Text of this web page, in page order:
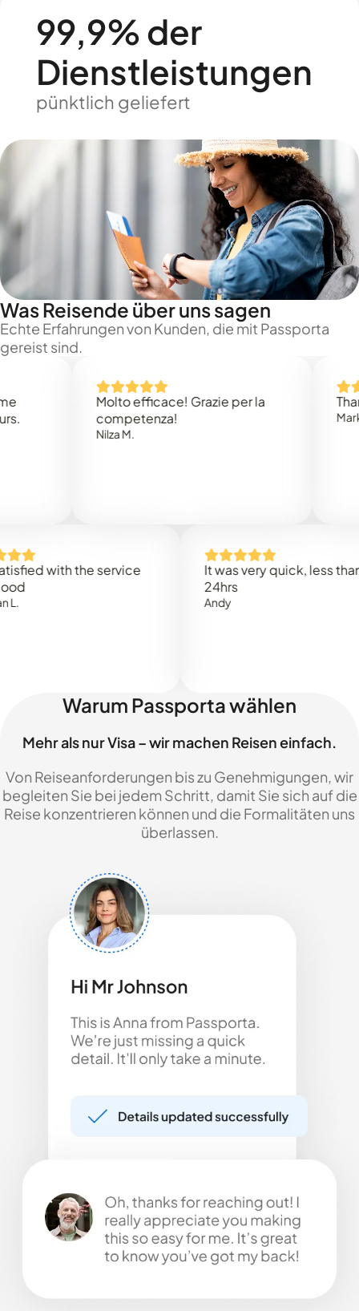
99,9% der
Dienstleistungen
pünktlich geliefert
Was Reisende über uns sagen
Echte Erfahrungen von Kunden, die mit Passporta
gereist sind.
Molto efficace! Grazie per la
competenza!
Nilza M.
Thank
Mark N.
with the service
It was very quick, less than
Warum Passporta wählen
Mehr als nur Visa – wir machen Reisen einfach.
Von Reiseanforderungen bis zu Genehmigungen, wir
begleiten Sie bei jedem Schritt, damit Sie sich auf die
Reise konzentrieren können und die Formalitäten uns
überlassen.